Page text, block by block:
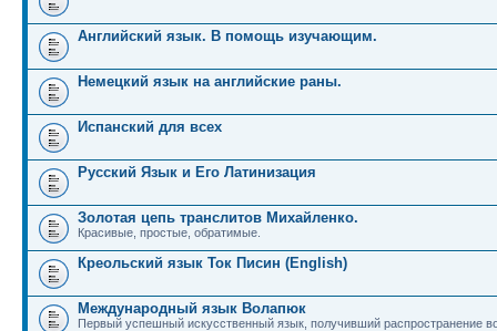
Английский язык. В помощь изучающим.
Немецкий язык на английские раны.
Испанский для всех
Русский Язык и Его Латинизация
Золотая цепь транслитов Михайленко.
Красивые, простые, обратимые.
Креольский язык Ток Писин (English)
Международный язык Волапюк
Первый успешный искусственный язык, получивший распространение